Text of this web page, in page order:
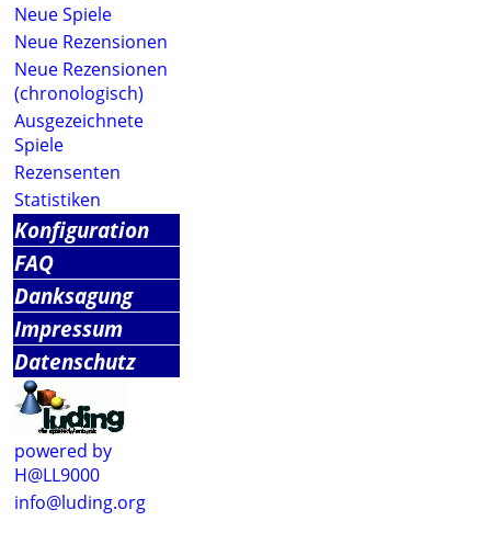
Neue Spiele
Neue Rezensionen
Neue Rezensionen
(chronologisch)
Ausgezeichnete
Spiele
Rezensenten
Statistiken
Konfiguration
FAQ
Danksagung
Impressum
Datenschutz
powered by
H@LL9000
info@luding.org